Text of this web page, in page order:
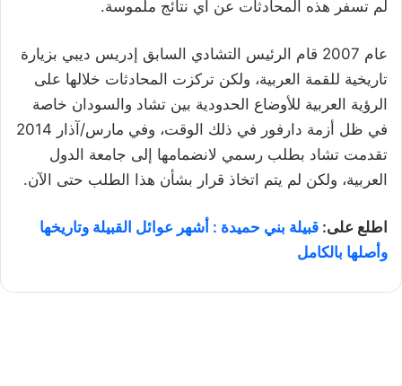
لم تسفر هذه المحادثات عن أي نتائج ملموسة.
عام 2007 قام الرئيس التشادي السابق إدريس ديبي بزيارة
تاريخية للقمة العربية، ولكن تركزت المحادثات خلالها على
الرؤية العربية للأوضاع الحدودية بين تشاد والسودان خاصة
في ظل أزمة دارفور في ذلك الوقت، وفي مارس/آذار 2014
تقدمت تشاد بطلب رسمي لانضمامها إلى جامعة الدول
العربية، ولكن لم يتم اتخاذ قرار بشأن هذا الطلب حتى الآن.
اطلع على: قبيلة بني حميدة : أشهر عوائل القبيلة وتاريخها
وأصلها بالكامل